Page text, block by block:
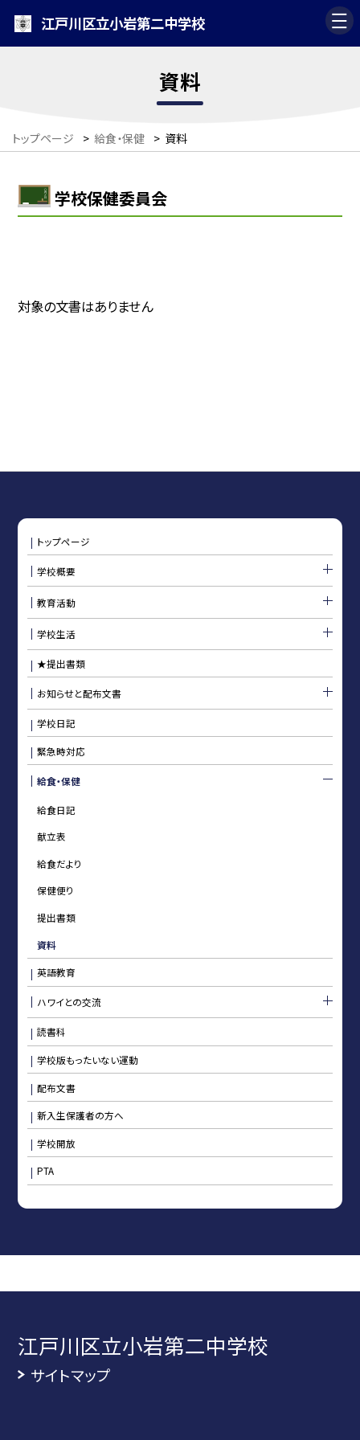
江戸川区立小岩第二中学校
資料
トップページ > 給食・保健 > 資料
学校保健委員会
対象の文書はありません
トップページ
学校概要
教育活動
学校生活
★提出書類
お知らせと配布文書
学校日記
緊急時対応
給食・保健
給食日記
献立表
給食だより
保健便り
提出書類
資料
英語教育
ハワイとの交流
読書科
学校版もったいない運動
配布文書
新入生保護者の方へ
学校開放
PTA
江戸川区立小岩第二中学校
サイトマップ